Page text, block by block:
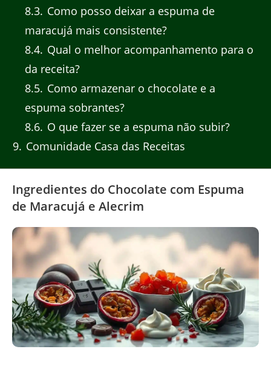
8.3 Como posso deixar a espuma de
maracujá mais consistente?
8.4 Qual o melhor acompanhamento para o
da receita?
8.5 Como armazenar o chocolate e a
espuma sobrantes?
8.6 O que fazer se a espuma não subir?
9 Comunidade Casa das Receitas
Ingredientes do Chocolate com Espuma
de Maracujá e Alecrim